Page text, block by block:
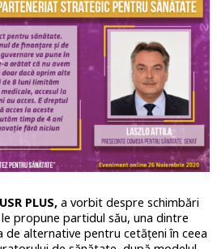
PLUS, a vorbit despre schimbări
propune partidul său, una dintre
alternative pentru cetățeni în ceea